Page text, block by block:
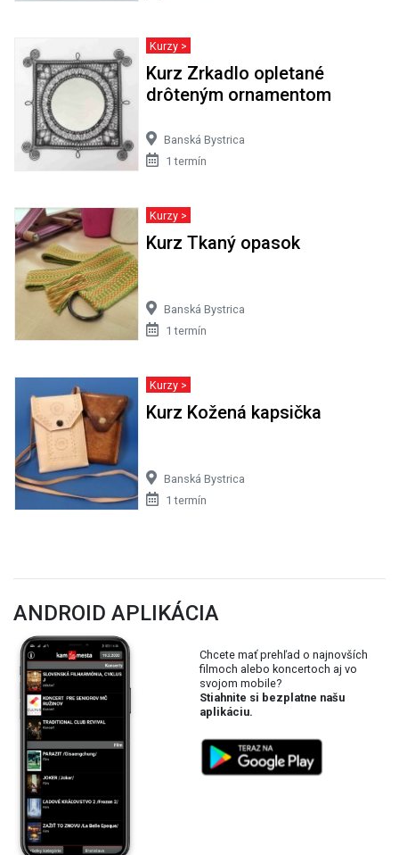
Kurzy >
Kurz Zrkadlo opletané
drôteným ornamentom
Banská Bystrica
1 termín
Kurzy >
Kurz Tkaný opasok
Banská Bystrica
1 termín
Kurzy >
Kurz Kožená kapsička
Banská Bystrica
1 termín
ANDROID APLIKÁCIA
Chcete mať prehľad o najnovších
filmoch alebo koncertoch aj vo
svojom mobile?
Stiahnite si bezplatne našu
aplikáciu.